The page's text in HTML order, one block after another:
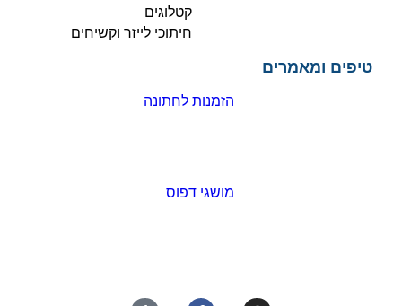
קטלוגים
חיתוכי לייזר וקשיחים
טיפים ומאמרים
הזמנות לחתונה
מושגי דפוס